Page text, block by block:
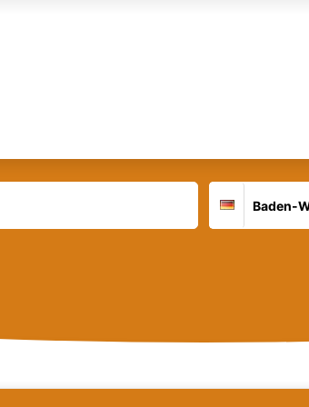
Deutschland